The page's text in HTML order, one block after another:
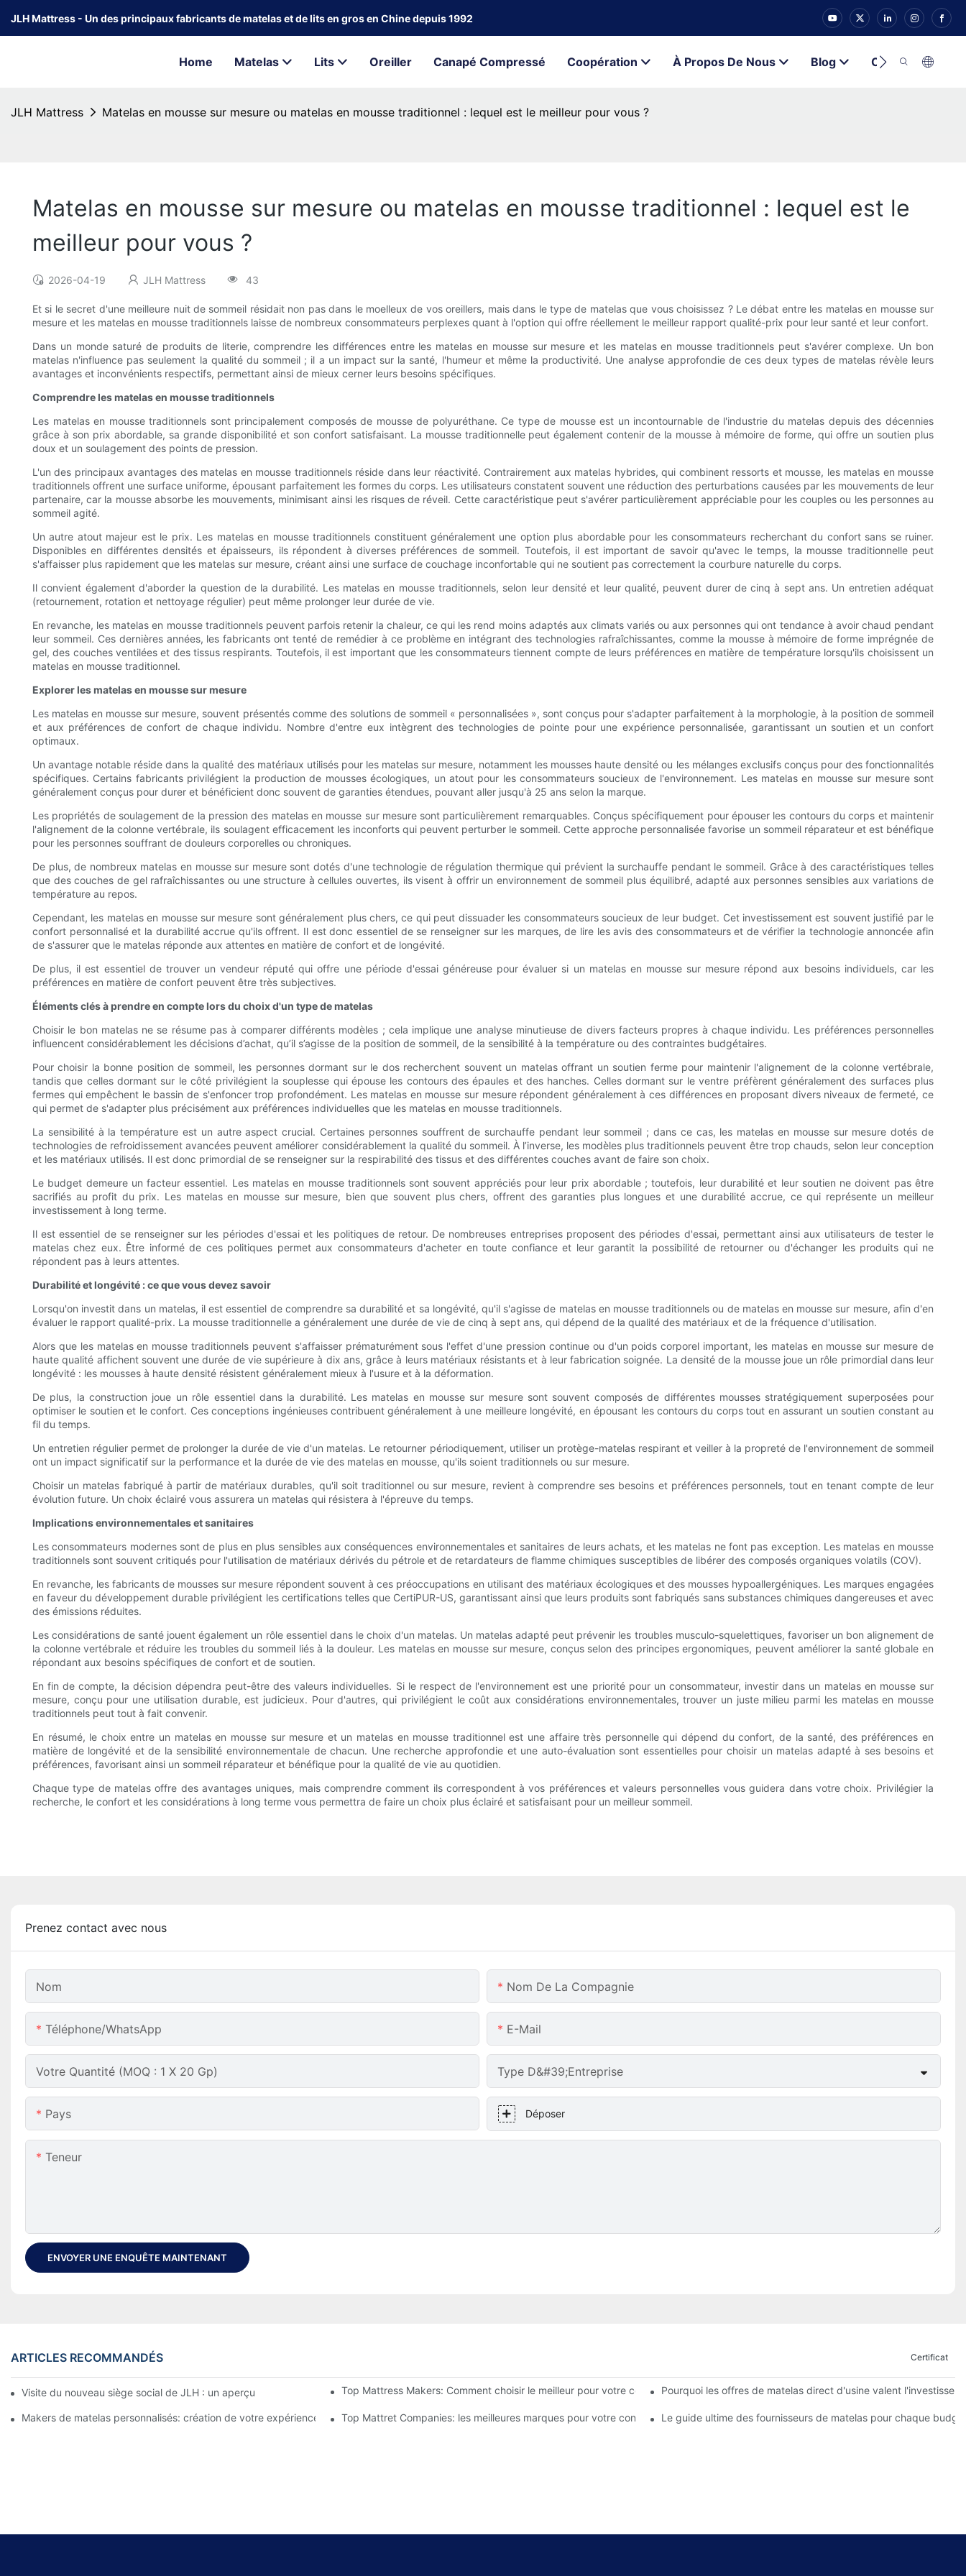
JLH Mattress - Un des principaux fabricants de matelas et de lits en gros en Chine depuis 1992
Home Matelas Lits Oreiller Canapé Compressé Coopération À Propos De Nous Blog Contacter
JLH Mattress Matelas en mousse sur mesure ou matelas en mousse traditionnel : lequel est le meilleur pour vous ?
Matelas en mousse sur mesure ou matelas en mousse traditionnel : lequel est le
meilleur pour vous ?
2026-04-19 JLH Mattress 43
Et si le secret d'une meilleure nuit de sommeil résidait non pas dans le moelleux de vos oreillers, mais dans le type de matelas que vous choisissez ? Le débat entre les matelas en mousse sur
mesure et les matelas en mousse traditionnels laisse de nombreux consommateurs perplexes quant à l'option qui offre réellement le meilleur rapport qualité-prix pour leur santé et leur confort.
Dans un monde saturé de produits de literie, comprendre les différences entre les matelas en mousse sur mesure et les matelas en mousse traditionnels peut s'avérer complexe. Un bon
matelas n'influence pas seulement la qualité du sommeil ; il a un impact sur la santé, l'humeur et même la productivité. Une analyse approfondie de ces deux types de matelas révèle leurs
avantages et inconvénients respectifs, permettant ainsi de mieux cerner leurs besoins spécifiques.
Comprendre les matelas en mousse traditionnels
Les matelas en mousse traditionnels sont principalement composés de mousse de polyuréthane. Ce type de mousse est un incontournable de l'industrie du matelas depuis des décennies
grâce à son prix abordable, sa grande disponibilité et son confort satisfaisant. La mousse traditionnelle peut également contenir de la mousse à mémoire de forme, qui offre un soutien plus
doux et un soulagement des points de pression.
L'un des principaux avantages des matelas en mousse traditionnels réside dans leur réactivité. Contrairement aux matelas hybrides, qui combinent ressorts et mousse, les matelas en mousse
traditionnels offrent une surface uniforme, épousant parfaitement les formes du corps. Les utilisateurs constatent souvent une réduction des perturbations causées par les mouvements de leur
partenaire, car la mousse absorbe les mouvements, minimisant ainsi les risques de réveil. Cette caractéristique peut s'avérer particulièrement appréciable pour les couples ou les personnes au
sommeil agité.
Un autre atout majeur est le prix. Les matelas en mousse traditionnels constituent généralement une option plus abordable pour les consommateurs recherchant du confort sans se ruiner.
Disponibles en différentes densités et épaisseurs, ils répondent à diverses préférences de sommeil. Toutefois, il est important de savoir qu'avec le temps, la mousse traditionnelle peut
s'affaisser plus rapidement que les matelas sur mesure, créant ainsi une surface de couchage inconfortable qui ne soutient pas correctement la courbure naturelle du corps.
Il convient également d'aborder la question de la durabilité. Les matelas en mousse traditionnels, selon leur densité et leur qualité, peuvent durer de cinq à sept ans. Un entretien adéquat
(retournement, rotation et nettoyage régulier) peut même prolonger leur durée de vie.
En revanche, les matelas en mousse traditionnels peuvent parfois retenir la chaleur, ce qui les rend moins adaptés aux climats variés ou aux personnes qui ont tendance à avoir chaud pendant
leur sommeil. Ces dernières années, les fabricants ont tenté de remédier à ce problème en intégrant des technologies rafraîchissantes, comme la mousse à mémoire de forme imprégnée de
gel, des couches ventilées et des tissus respirants. Toutefois, il est important que les consommateurs tiennent compte de leurs préférences en matière de température lorsqu'ils choisissent un
matelas en mousse traditionnel.
Explorer les matelas en mousse sur mesure
Les matelas en mousse sur mesure, souvent présentés comme des solutions de sommeil « personnalisées », sont conçus pour s'adapter parfaitement à la morphologie, à la position de sommeil
et aux préférences de confort de chaque individu. Nombre d'entre eux intègrent des technologies de pointe pour une expérience personnalisée, garantissant un soutien et un confort
optimaux.
Un avantage notable réside dans la qualité des matériaux utilisés pour les matelas sur mesure, notamment les mousses haute densité ou les mélanges exclusifs conçus pour des fonctionnalités
spécifiques. Certains fabricants privilégient la production de mousses écologiques, un atout pour les consommateurs soucieux de l'environnement. Les matelas en mousse sur mesure sont
généralement conçus pour durer et bénéficient donc souvent de garanties étendues, pouvant aller jusqu'à 25 ans selon la marque.
Les propriétés de soulagement de la pression des matelas en mousse sur mesure sont particulièrement remarquables. Conçus spécifiquement pour épouser les contours du corps et maintenir
l'alignement de la colonne vertébrale, ils soulagent efficacement les inconforts qui peuvent perturber le sommeil. Cette approche personnalisée favorise un sommeil réparateur et est bénéfique
pour les personnes souffrant de douleurs corporelles ou chroniques.
De plus, de nombreux matelas en mousse sur mesure sont dotés d'une technologie de régulation thermique qui prévient la surchauffe pendant le sommeil. Grâce à des caractéristiques telles
que des couches de gel rafraîchissantes ou une structure à cellules ouvertes, ils visent à offrir un environnement de sommeil plus équilibré, adapté aux personnes sensibles aux variations de
température au repos.
Cependant, les matelas en mousse sur mesure sont généralement plus chers, ce qui peut dissuader les consommateurs soucieux de leur budget. Cet investissement est souvent justifié par le
confort personnalisé et la durabilité accrue qu'ils offrent. Il est donc essentiel de se renseigner sur les marques, de lire les avis des consommateurs et de vérifier la technologie annoncée afin
de s'assurer que le matelas réponde aux attentes en matière de confort et de longévité.
De plus, il est essentiel de trouver un vendeur réputé qui offre une période d'essai généreuse pour évaluer si un matelas en mousse sur mesure répond aux besoins individuels, car les
préférences en matière de confort peuvent être très subjectives.
Éléments clés à prendre en compte lors du choix d'un type de matelas
Choisir le bon matelas ne se résume pas à comparer différents modèles ; cela implique une analyse minutieuse de divers facteurs propres à chaque individu. Les préférences personnelles
influencent considérablement les décisions d’achat, qu’il s’agisse de la position de sommeil, de la sensibilité à la température ou des contraintes budgétaires.
Pour choisir la bonne position de sommeil, les personnes dormant sur le dos recherchent souvent un matelas offrant un soutien ferme pour maintenir l'alignement de la colonne vertébrale,
tandis que celles dormant sur le côté privilégient la souplesse qui épouse les contours des épaules et des hanches. Celles dormant sur le ventre préfèrent généralement des surfaces plus
fermes qui empêchent le bassin de s'enfoncer trop profondément. Les matelas en mousse sur mesure répondent généralement à ces différences en proposant divers niveaux de fermeté, ce
qui permet de s'adapter plus précisément aux préférences individuelles que les matelas en mousse traditionnels.
La sensibilité à la température est un autre aspect crucial. Certaines personnes souffrent de surchauffe pendant leur sommeil ; dans ce cas, les matelas en mousse sur mesure dotés de
technologies de refroidissement avancées peuvent améliorer considérablement la qualité du sommeil. À l’inverse, les modèles plus traditionnels peuvent être trop chauds, selon leur conception
et les matériaux utilisés. Il est donc primordial de se renseigner sur la respirabilité des tissus et des différentes couches avant de faire son choix.
Le budget demeure un facteur essentiel. Les matelas en mousse traditionnels sont souvent appréciés pour leur prix abordable ; toutefois, leur durabilité et leur soutien ne doivent pas être
sacrifiés au profit du prix. Les matelas en mousse sur mesure, bien que souvent plus chers, offrent des garanties plus longues et une durabilité accrue, ce qui représente un meilleur
investissement à long terme.
Il est essentiel de se renseigner sur les périodes d'essai et les politiques de retour. De nombreuses entreprises proposent des périodes d'essai, permettant ainsi aux utilisateurs de tester le
matelas chez eux. Être informé de ces politiques permet aux consommateurs d'acheter en toute confiance et leur garantit la possibilité de retourner ou d'échanger les produits qui ne
répondent pas à leurs attentes.
Durabilité et longévité : ce que vous devez savoir
Lorsqu'on investit dans un matelas, il est essentiel de comprendre sa durabilité et sa longévité, qu'il s'agisse de matelas en mousse traditionnels ou de matelas en mousse sur mesure, afin d'en
évaluer le rapport qualité-prix. La mousse traditionnelle a généralement une durée de vie de cinq à sept ans, qui dépend de la qualité des matériaux et de la fréquence d'utilisation.
Alors que les matelas en mousse traditionnels peuvent s'affaisser prématurément sous l'effet d'une pression continue ou d'un poids corporel important, les matelas en mousse sur mesure de
haute qualité affichent souvent une durée de vie supérieure à dix ans, grâce à leurs matériaux résistants et à leur fabrication soignée. La densité de la mousse joue un rôle primordial dans leur
longévité : les mousses à haute densité résistent généralement mieux à l'usure et à la déformation.
De plus, la construction joue un rôle essentiel dans la durabilité. Les matelas en mousse sur mesure sont souvent composés de différentes mousses stratégiquement superposées pour
optimiser le soutien et le confort. Ces conceptions ingénieuses contribuent généralement à une meilleure longévité, en épousant les contours du corps tout en assurant un soutien constant au
fil du temps.
Un entretien régulier permet de prolonger la durée de vie d'un matelas. Le retourner périodiquement, utiliser un protège-matelas respirant et veiller à la propreté de l'environnement de sommeil
ont un impact significatif sur la performance et la durée de vie des matelas en mousse, qu'ils soient traditionnels ou sur mesure.
Choisir un matelas fabriqué à partir de matériaux durables, qu'il soit traditionnel ou sur mesure, revient à comprendre ses besoins et préférences personnels, tout en tenant compte de leur
évolution future. Un choix éclairé vous assurera un matelas qui résistera à l'épreuve du temps.
Implications environnementales et sanitaires
Les consommateurs modernes sont de plus en plus sensibles aux conséquences environnementales et sanitaires de leurs achats, et les matelas ne font pas exception. Les matelas en mousse
traditionnels sont souvent critiqués pour l'utilisation de matériaux dérivés du pétrole et de retardateurs de flamme chimiques susceptibles de libérer des composés organiques volatils (COV).
En revanche, les fabricants de mousses sur mesure répondent souvent à ces préoccupations en utilisant des matériaux écologiques et des mousses hypoallergéniques. Les marques engagées
en faveur du développement durable privilégient les certifications telles que CertiPUR-US, garantissant ainsi que leurs produits sont fabriqués sans substances chimiques dangereuses et avec
des émissions réduites.
Les considérations de santé jouent également un rôle essentiel dans le choix d'un matelas. Un matelas adapté peut prévenir les troubles musculo-squelettiques, favoriser un bon alignement de
la colonne vertébrale et réduire les troubles du sommeil liés à la douleur. Les matelas en mousse sur mesure, conçus selon des principes ergonomiques, peuvent améliorer la santé globale en
répondant aux besoins spécifiques de confort et de soutien.
En fin de compte, la décision dépendra peut-être des valeurs individuelles. Si le respect de l'environnement est une priorité pour un consommateur, investir dans un matelas en mousse sur
mesure, conçu pour une utilisation durable, est judicieux. Pour d'autres, qui privilégient le coût aux considérations environnementales, trouver un juste milieu parmi les matelas en mousse
traditionnels peut tout à fait convenir.
En résumé, le choix entre un matelas en mousse sur mesure et un matelas en mousse traditionnel est une affaire très personnelle qui dépend du confort, de la santé, des préférences en
matière de longévité et de la sensibilité environnementale de chacun. Une recherche approfondie et une auto-évaluation sont essentielles pour choisir un matelas adapté à ses besoins et
préférences, favorisant ainsi un sommeil réparateur et bénéfique pour la qualité de vie au quotidien.
Chaque type de matelas offre des avantages uniques, mais comprendre comment ils correspondent à vos préférences et valeurs personnelles vous guidera dans votre choix. Privilégier la
recherche, le confort et les considérations à long terme vous permettra de faire un choix plus éclairé et satisfaisant pour un meilleur sommeil.
Prenez contact avec nous
Nom Nom De La Compagnie
Téléphone/WhatsApp E-Mail
Votre Quantité (MOQ : 1 X 20 Gp) Type D&#39;entreprise
Pays Déposer
Teneur
ENVOYER UNE ENQUÊTE MAINTENANT
ARTICLES RECOMMANDÉS Certificat
Visite du nouveau siège social de JLH : un aperçu de leurs derniers modèles de matelas, lits et oreillersTop Mattress Makers: Comment choisir le meilleur pour votre confortPourquoi les offres de matelas direct d'usine valent
Makers de matelas personnalisés: création de votre expérience de sommeil parfaiteTop Mattret Companies: les meilleures marques pour votre confort Le guide ultime des fournisseurs de matelas pour chaque